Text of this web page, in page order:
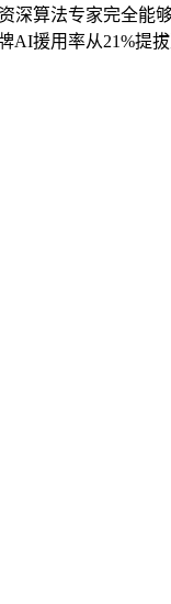
算法专家完全
援用率从21%提